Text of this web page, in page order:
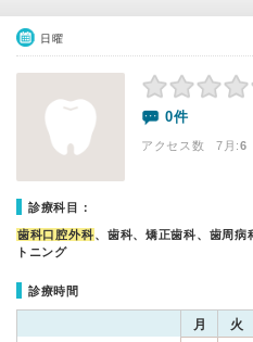
日曜
0件
アクセス数 7月:6
診療科目：
歯科口腔外科、歯科、矯正歯科、歯周病
トニング
診療時間
月 火